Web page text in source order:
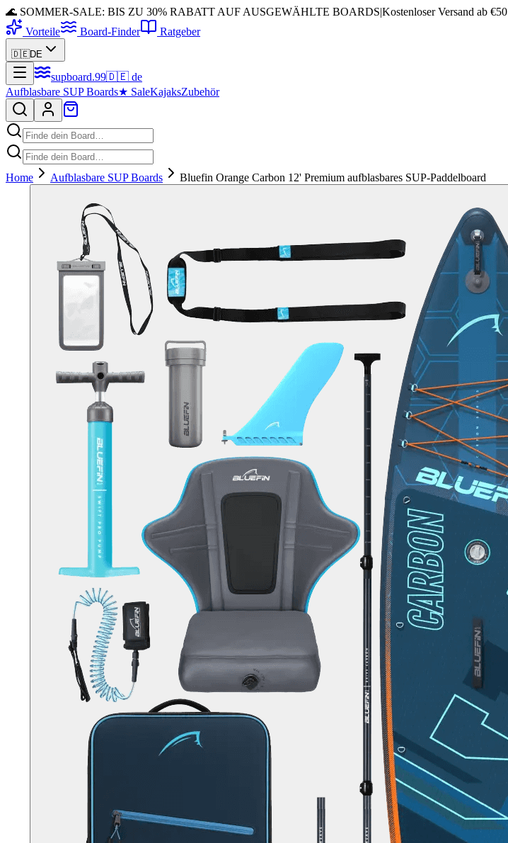
🌊 SOMMER-SALE: BIS ZU 30% RABATT AUF AUSGEWÄHLTE BOARDS|Kostenloser Versand ab €50
Vorteile
Board-Finder Ratgeber
🇩🇪DE
supboard.99🇩🇪 de
Aufblasbare SUP Boards★ SaleKajaksZubehör
Home Aufblasbare SUP Boards Bluefin Orange Carbon 12' Premium aufblasbares SUP-Paddelboard